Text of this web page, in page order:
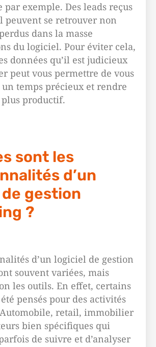
par exemple. Des leads reçus
peuvent se retrouver non
dans la masse
du logiciel. Pour éviter cela,
données qu’il est judicieux
peut vous permettre de vous
temps précieux et rendre
productif.
sont les
d’un
gestion
?
d’un logiciel de gestion
souvent variées, mais
les outils. En effet, certains
pensés pour des activités
retail, immobilier
bien spécifiques qui
de suivre et d’analyser